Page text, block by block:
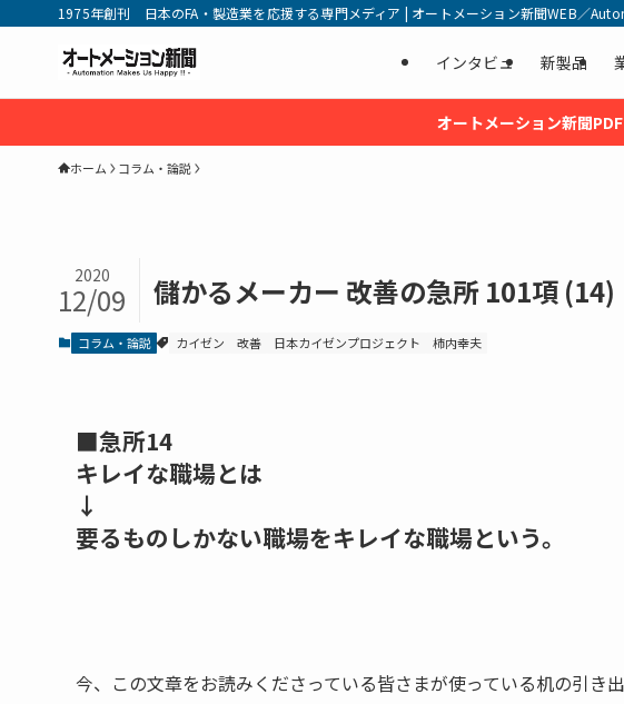
1975年創刊 日本のFA・製造業を応援する専門メディア | オートメーション新聞WEB／
インタビュ 新製品
オートメーション新聞
ホーム コラム・論説
儲かるメーカー 改善の急所 101項 (14)
2020
12/09
コラム・論説 カイゼン 改善 日本カイゼンプロジェクト 柿内幸夫
■急所14
キレイな職場とは
↓
要るものしかない職場をキレイな職場という。
今、この文章をお読みくださっている皆さまが使っている机の引き